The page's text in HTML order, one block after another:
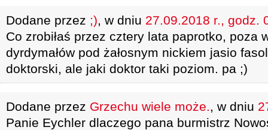
Dodane przez ;), w dniu 27.09.2018 r., godz.
Co zrobiłaś przez cztery lata paprotko, poza
dyrdymałów pod żałosnym nickiem jasio
doktorski, ale jaki doktor taki poziom. pa ;)
Dodane przez Grzechu wiele może., w dniu
Panie Eychler dlaczego pana burmistrz